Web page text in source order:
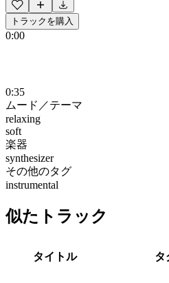
トラックを購入
0:00
0:35
ムード／テーマ
relaxing
soft
楽器
synthesizer
その他のタグ
instrumental
似たトラック
タイトル タ